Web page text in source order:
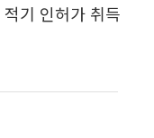
기 인허가 취득